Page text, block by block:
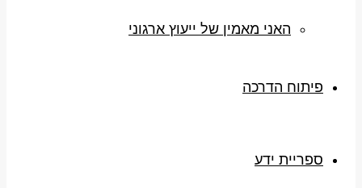
האני מאמין של ייעוץ ארגוני
פיתוח הדרכה
ספריית ידע